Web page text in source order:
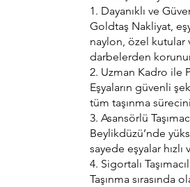
1. Dayanıklı ve
Goldtaş Nakliyat,
naylon, özel kutular
darbelerden
2. Uzman Kadro ile
Eşyaların güvenli
tüm taşınma
3. Asansörlü
Beylikdüzü’nde
sayede eşyalar
4. Sigortalı
Taşınma sırasında